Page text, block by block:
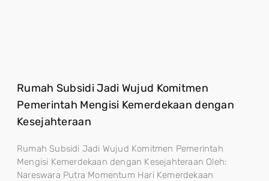
Rumah Subsidi Jadi Wujud Komitmen
Pemerintah Mengisi Kemerdekaan dengan
Kesejahteraan
Rumah Subsidi Jadi Wujud Komitmen Pemerintah
Mengisi Kemerdekaan dengan Kesejahteraan Oleh:
Nareswara Putra Momentum Hari Kemerdekaan